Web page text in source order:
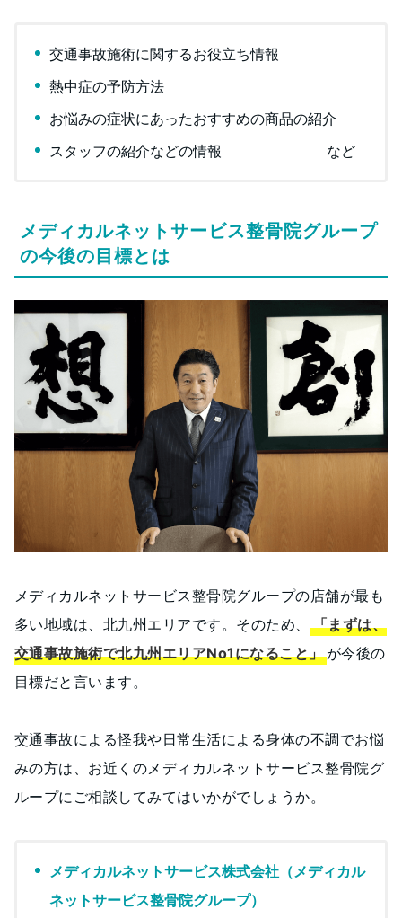
交通事故施術に関するお役立ち情報
熱中症の予防方法
お悩みの症状にあったおすすめの商品の紹介
スタッフの紹介などの情報 など
メディカルネットサービス整骨院グループ
の今後の目標とは
メディカルネットサービス整骨院グループの店舗が最も
多い地域は、北九州エリアです。そのため、
「まずは、
交通事故施術で北九州エリアNo1になること」が今後の
目標だと言います。
交通事故による怪我や日常生活による身体の不調でお悩
みの方は、お近くのメディカルネットサービス整骨院グ
ループにご相談してみてはいかがでしょうか。
メディカルネットサービス株式会社（メディカル
ネットサービス整骨院グループ）